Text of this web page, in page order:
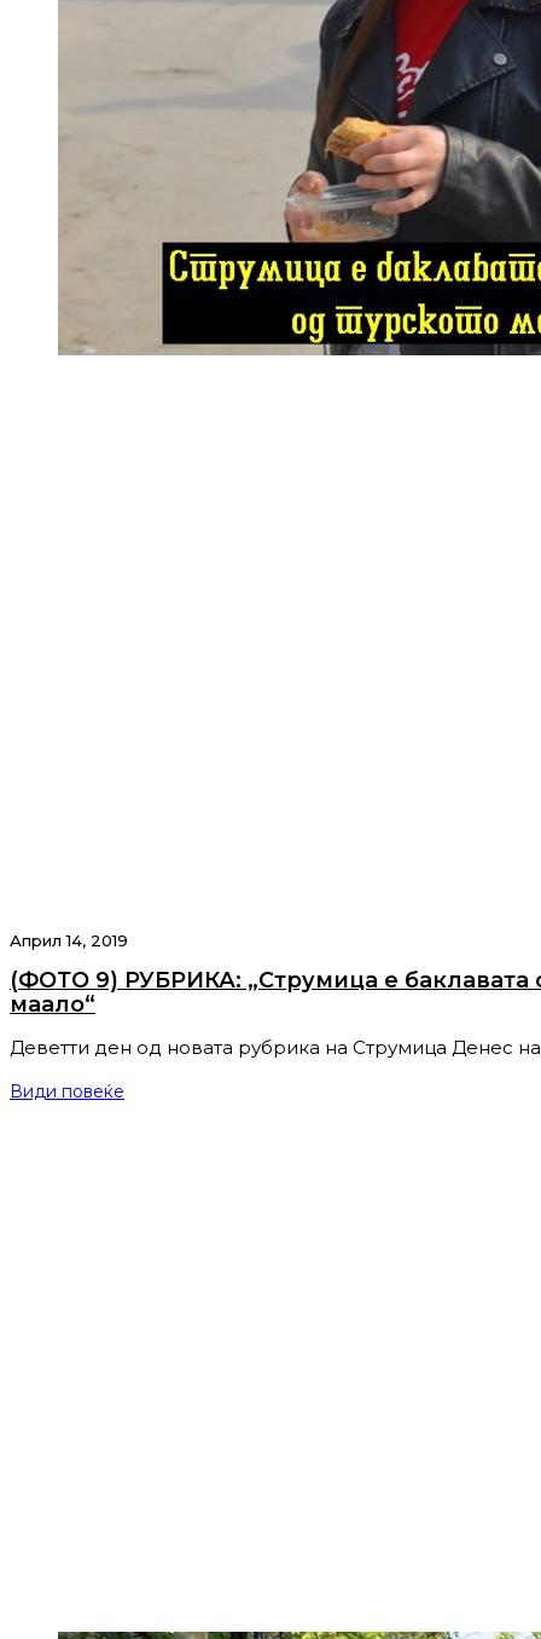
Април 14, 2019
(ФОТО 9) РУБРИКА: „Струмица е баклавата
маало“
Деветти ден од новата рубрика на Струмица Денес
Види повеќе